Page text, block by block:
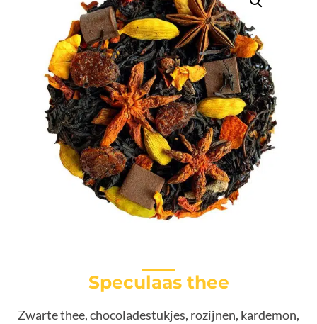
Speculaas thee
Zwarte thee, chocoladestukjes, rozijnen, kardemon,